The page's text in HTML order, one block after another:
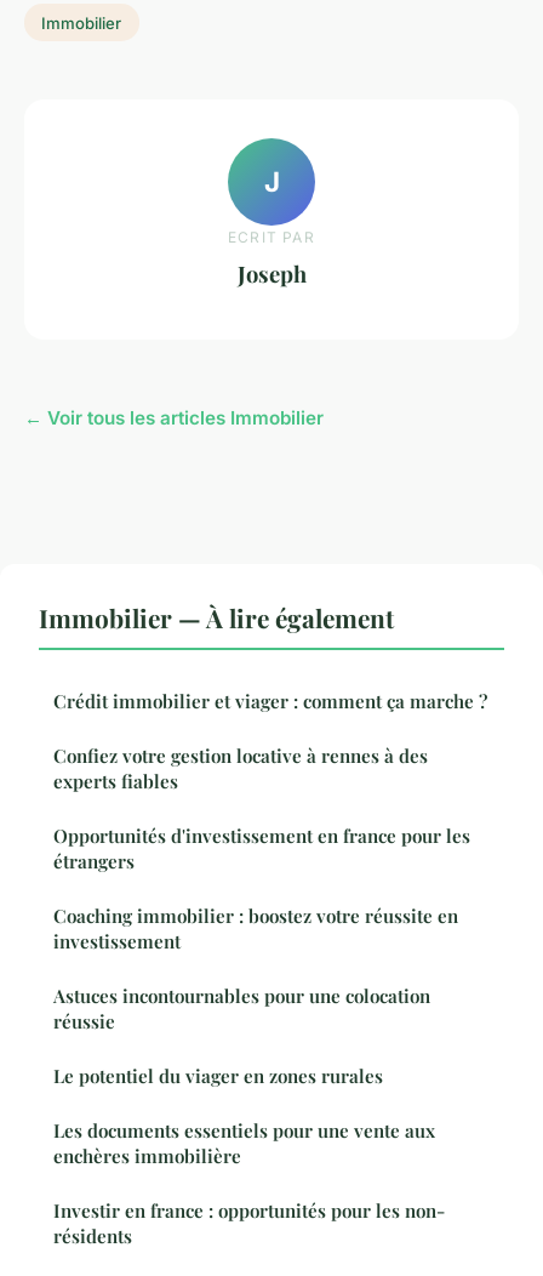
Immobilier
J
ECRIT PAR
Joseph
← Voir tous les articles Immobilier
Immobilier — À lire également
Crédit immobilier et viager : comment ça marche ?
Confiez votre gestion locative à rennes à des
experts fiables
Opportunités d'investissement en france pour les
étrangers
Coaching immobilier : boostez votre réussite en
investissement
Astuces incontournables pour une colocation
réussie
Le potentiel du viager en zones rurales
Les documents essentiels pour une vente aux
enchères immobilière
Investir en france : opportunités pour les non-
résidents